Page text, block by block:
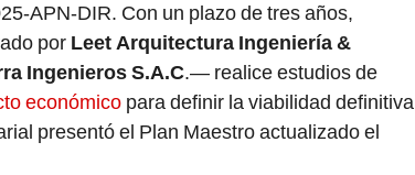
APN-DIR. Con un plazo de tres años,
por Leet Arquitectura Ingeniería &
Ingenieros S.A.C.— realice estudios de
económico para definir la viabilidad definitiva
presentó el Plan Maestro actualizado el